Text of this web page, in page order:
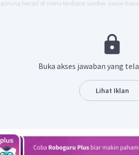
gunung berapi di mana terdapat sumber panas
gunung api aktif di sekitar area tumbukan. Jadi, jika
proses utama yang menyebabkan adanya sumber
peristiwa tektonisme.Buka akses jawaban yang
Lihat Iklan